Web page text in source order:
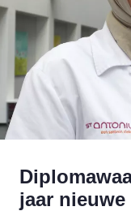
jaar nieuwe